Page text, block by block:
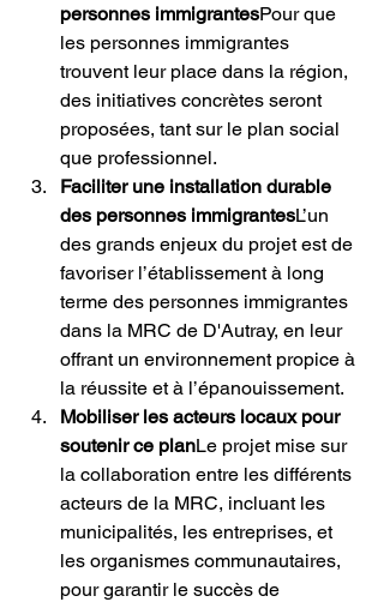
personnes immigrantesPour que
les personnes immigrantes
trouvent leur place dans la région,
des initiatives concrètes seront
proposées, tant sur le plan social
que professionnel.
Faciliter une installation durable
des personnes immigrantesL’un
des grands enjeux du projet est de
favoriser l’établissement à long
terme des personnes immigrantes
dans la MRC de D'Autray, en leur
offrant un environnement propice à
la réussite et à l’épanouissement.
Mobiliser les acteurs locaux pour
soutenir ce planLe projet mise sur
la collaboration entre les différents
acteurs de la MRC, incluant les
municipalités, les entreprises, et
les organismes communautaires,
pour garantir le succès de